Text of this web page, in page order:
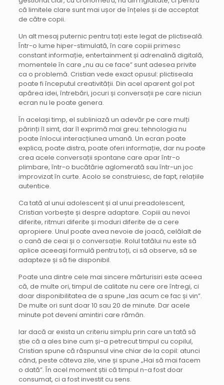
că limitele clare sunt mai ușor de înțeles și de acceptat
de către copii.
Un alt mesaj puternic pentru tați este legat de plictiseală.
Într-o lume hiper-stimulată, în care copiii primesc
constant informație, entertainment și adrenalină digitală,
momentele în care „nu au ce face” sunt adesea privite
ca o problemă. Cristian vede exact opusul: plictiseala
poate fi începutul creativității. Din acel aparent gol pot
apărea idei, întrebări, jocuri și conversații pe care niciun
ecran nu le poate genera.
În același timp, el subliniază un adevăr pe care mulți
părinți îl simt, dar îl exprimă mai greu: tehnologia nu
poate înlocui interacțiunea umană. Un ecran poate
explica, poate distra, poate oferi informație, dar nu poate
crea acele conversații spontane care apar într-o
plimbare, într-o bucătărie aglomerată sau într-un joc
improvizat în curte. Acolo se construiesc, de fapt, relațiile
autentice.
Ca tată al unui adolescent și al unui preadolescent,
Cristian vorbește și despre adaptare. Copiii au nevoi
diferite, ritmuri diferite și moduri diferite de a cere
apropiere. Unul poate avea nevoie de joacă, celălalt de
o cană de ceai și o conversație. Rolul tatălui nu este să
aplice aceeași formulă pentru toți, ci să observe, să se
adapteze și să fie disponibil.
Poate una dintre cele mai sincere mărturisiri este aceea
că, de multe ori, timpul de calitate nu cere ore întregi, ci
doar disponibilitatea de a spune „las acum ce fac și vin”.
De multe ori sunt doar 10 sau 20 de minute. Dar acele
minute pot deveni amintiri care rămân.
Iar dacă ar exista un criteriu simplu prin care un tată să
știe că a ales bine cum și-a petrecut timpul cu copilul,
Cristian spune că răspunsul vine chiar de la copil: atunci
când, peste câteva zile, vine și spune „Hai să mai facem
o dată”. În acel moment știi că timpul n-a fost doar
consumat, ci a fost investit cu sens.